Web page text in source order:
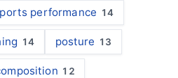
performance 14
14 posture 13
12